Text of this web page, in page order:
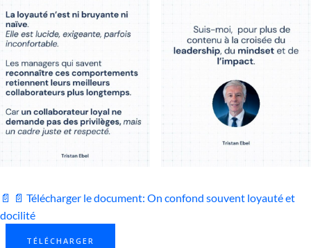
📄 📄 Télécharger le document: On confond souvent loyauté et
docilité
TÉLÉCHARGER